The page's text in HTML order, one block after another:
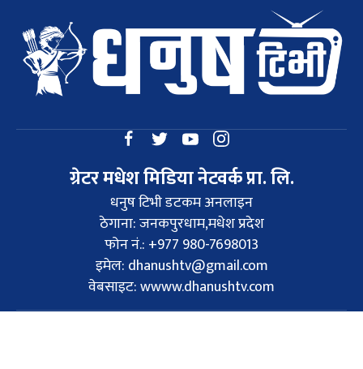
ग्रेटर मधेश मिडिया नेटवर्क प्रा. लि.
धनुष टिभी डटकम अनलाइन
ठेगाना: जनकपुरधाम,मधेश प्रदेश
फोन नं.: +977 980-7698013
इमेल: dhanushtv@gmail.com
वेबसाइट: wwww.dhanushtv.com